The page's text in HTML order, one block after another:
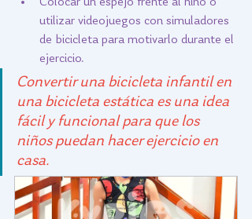
Colocar un espejo frente al niño o
utilizar videojuegos con simuladores
de bicicleta para motivarlo durante el
Convertir una bicicleta infantil en
una bicicleta estática es una idea
fácil y funcional para que los
niños puedan hacer ejercicio en
casa.